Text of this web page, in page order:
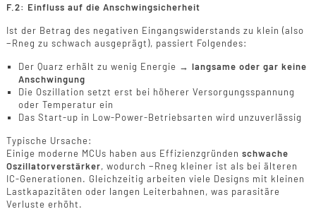
F.2: Einfluss auf die Anschwingsicherheit
Ist der Betrag des negativen Eingangswiderstands zu klein (also
−Rneg zu schwach ausgeprägt), passiert Folgendes:
Der Quarz erhält zu wenig Energie → langsame oder gar keine
Anschwingung
Die Oszillation setzt erst bei höherer Versorgungsspannung
oder Temperatur ein
Das Start-up in Low-Power-Betriebsarten wird unzuverlässig
Typische Ursache:
Einige moderne MCUs haben aus Effizienzgründen schwache
Oszillatorverstärker, wodurch −Rneg kleiner ist als bei älteren
IC-Generationen. Gleichzeitig arbeiten viele Designs mit kleinen
Lastkapazitäten oder langen Leiterbahnen, was parasitäre
Verluste erhöht.